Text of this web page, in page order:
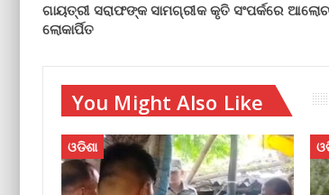
ଗାୟତ୍ରୀ ସରାଫଙ୍କ ସାମଗ୍ରୀକ କୃତି ସଂପର୍କରେ
ଲୋକାର୍ପିତ
You Might Also Like
ଓଡିଶା